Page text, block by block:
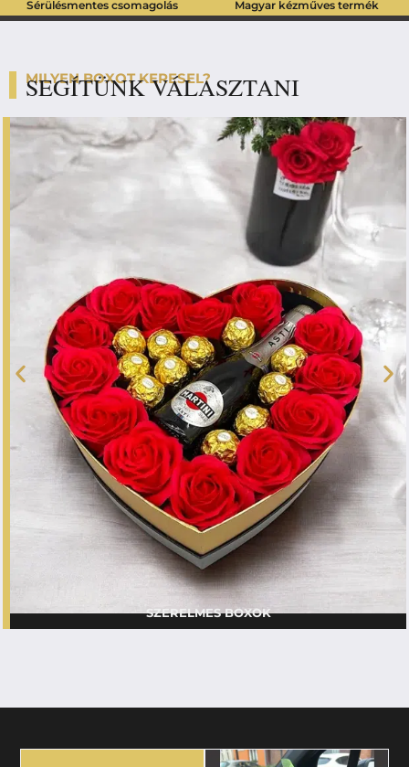
Sérülésmentes csomagolás Magyar kézműves termék
MILYEN BOXOT KERESEL?
SEGÍTÜNK VÁLASZTANI
SZERELMES BOXOK